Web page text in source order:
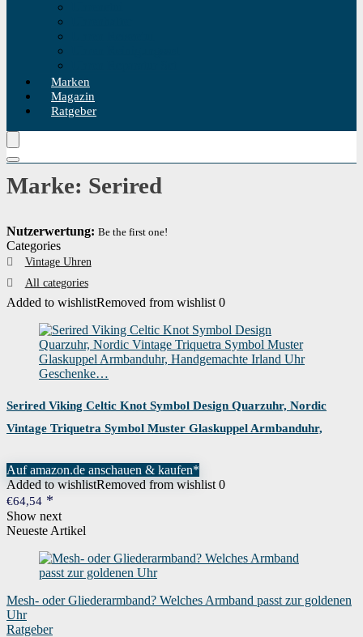
Marken
Magazin
Ratgeber
Marke: Serired
Nutzerwertung: Be the first one!
Categories
Vintage Uhren
All categories
Added to wishlistRemoved from wishlist 0
Serired Viking Celtic Knot Symbol Design Quarzuhr, Nordic
Vintage Triquetra Symbol Muster Glaskuppel Armbanduhr,
Auf amazon.de anschauen & kaufen*
Added to wishlistRemoved from wishlist 0
€64,54
Show next
Neueste Artikel
Mesh- oder Gliederarmband? Welches Armband passt zur goldenen
Uhr
Ratgeber